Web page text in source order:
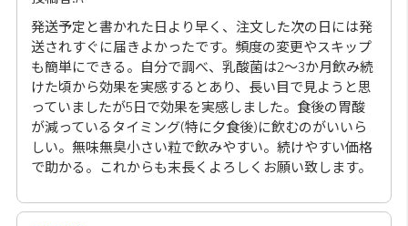
発送予定と書かれた日より早く、注文した次の日には発
送されすぐに届きよかったです。頻度の変更やスキップ
も簡単にできる。自分で調べ、乳酸菌は2〜3か月飲み続
けた頃から効果を実感するとあり、長い目で見ようと思
っていましたが5日で効果を実感しました。食後の胃酸
が減っているタイミング(特に夕食後)に飲むのがいいら
しい。無味無臭小さい粒で飲みやすい。続けやすい価格
で助かる。これからも末長くよろしくお願い致します。